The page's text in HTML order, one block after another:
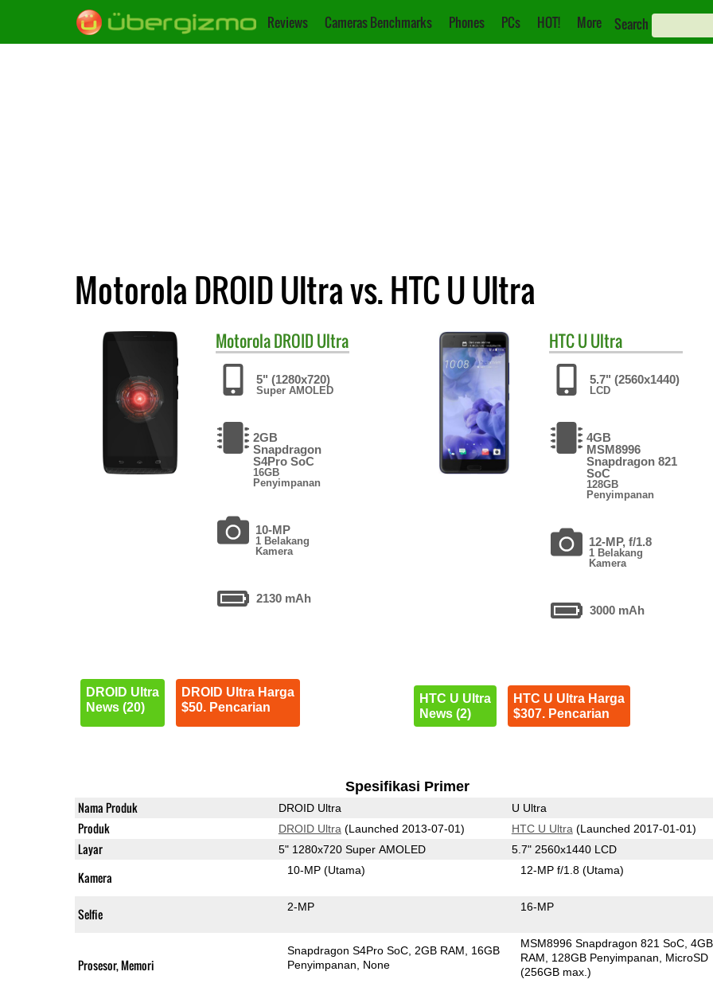
Reviews Cameras Benchmarks Phones PCs HOT! More Search
Motorola DROID Ultra vs. HTC U Ultra
MotorolaDROID Ultra
5" (1280x720)
Super AMOLED
2GB
Snapdragon
S4Pro SoC
16GB
Penyimpanan
10-MP
1 Belakang
Kamera
2130 mAh
DROID Ultra
News (20)
DROID Ultra Harga
$50. Pencarian
HTCU Ultra
5.7" (2560x1440)
LCD
4GB
MSM8996
Snapdragon 821
SoC
128GB
Penyimpanan
12-MP, f/1.8
1 Belakang
Kamera
3000 mAh
HTC U Ultra
News (2)
HTC U Ultra Harga
$307. Pencarian
Spesifikasi Primer
Nama Produk DROID Ultra U Ultra
Produk DROID Ultra (Launched 2013-07-01) HTC U Ultra (Launched 2017-01-01)
Layar 5" 1280x720 Super AMOLED 5.7" 2560x1440 LCD
Kamera 10-MP(Utama) 12-MP f/1.8(Utama)
Selfie 2-MP 16-MP
Prosesor, Memori
Snapdragon S4Pro SoC 2GB RAM
16GB
Penyimpanan
None
MSM8996 Snapdragon 821 SoC 4GB
RAM
128GB Penyimpanan
MicroSD
(256GB max.)